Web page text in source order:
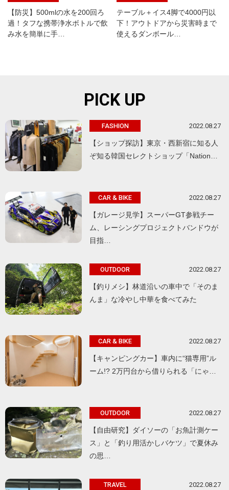
【防災】500mlの水を200回ろ
過！タフな携帯浄水ボトルで飲
み水を簡単に手…
テーブル＋イス4脚で4000円以
下！アウトドアから災害時まで
使えるダンボール…
PICK UP
FASHION 2022.08.27
【ショップ探訪】東京・西新宿に知る人
ぞ知る韓国セレクトショップ「Nation…
CAR & BIKE 2022.08.27
【ガレージ見学】スーパーGT参戦チー
ム、レーシングプロジェクトバンドウが
目指…
OUTDOOR 2022.08.27
【釣りメシ】林道沿いの車中で「そのま
んま」な冷やし中華を食べてみた
CAR & BIKE 2022.08.27
【キャンピングカー】車内に“猫専用”ル
ーム!? 2万円台から借りられる「にゃ…
OUTDOOR 2022.08.27
【自由研究】ダイソーの「お魚計測ケー
ス」と「釣り用活かしバケツ」で夏休み
の思…
TRAVEL 2022.08.27